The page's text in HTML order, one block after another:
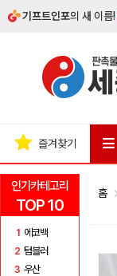
기프트인포의 새 이름!
인기카테고리
TOP 10
1 에코백
2 텀블러
3 우산
즐겨찾기
홈